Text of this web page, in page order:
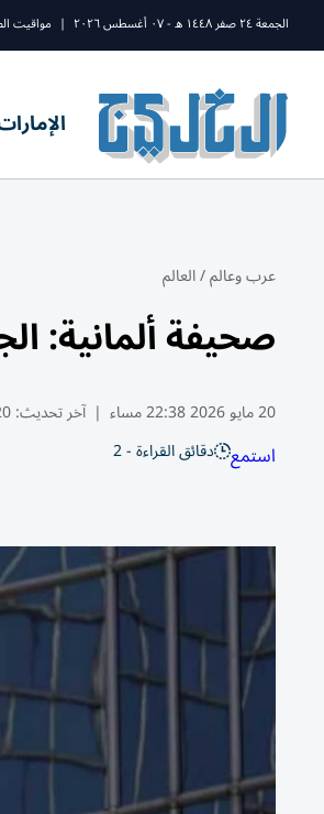
الجمعة ٢٤ صفر ١٤٤٨ ه - ٠٧ أغسطس ٢٠٢٦ | مواقيت
عرب وعالم/العالم
صحيفة ألمانية:
20 مايو 2026 22:38 مساء | آخر تحديث:20
استمع دقائق القراءة - 2